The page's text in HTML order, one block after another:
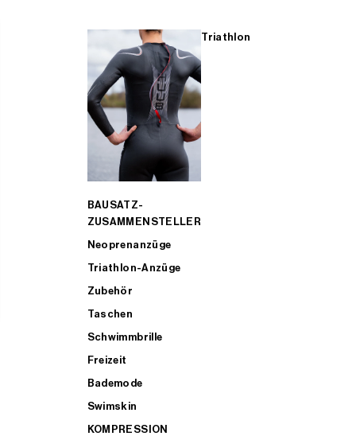
Triathlon
BAUSATZ-
ZUSAMMENSTELLER
Neoprenanzüge
Triathlon-Anzüge
Zubehör
Taschen
Schwimmbrille
Freizeit
Bademode
Swimskin
KOMPRESSION